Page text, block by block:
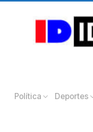
Política Deportes